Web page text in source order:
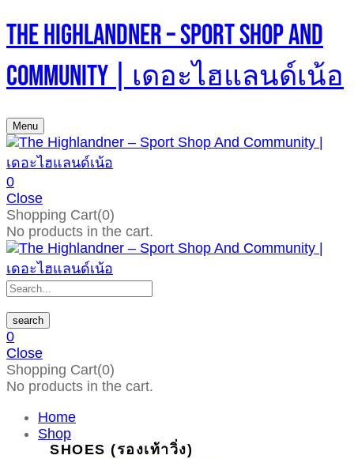
The Highlandner – Sport Shop And
Community | เดอะไฮแลนด์เน้อ
Menu
0
Close
Shopping Cart(0)
No products in the cart.
search
0
Close
Shopping Cart(0)
No products in the cart.
Home
Shop
SHOES (รองเท้าวิ่ง)